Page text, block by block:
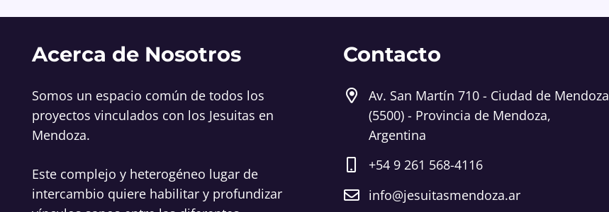
Acerca de Nosotros
Somos un espacio común de todos los
proyectos vinculados con los Jesuitas en
Mendoza.
Este complejo y heterogéneo lugar de
intercambio quiere habilitar y profundizar
Contacto
Av. San Martín 710 - Ciudad de Mendoza
(5500) - Provincia de Mendoza,
Argentina
+54 9 261 568-4116
info@jesuitasmendoza.ar